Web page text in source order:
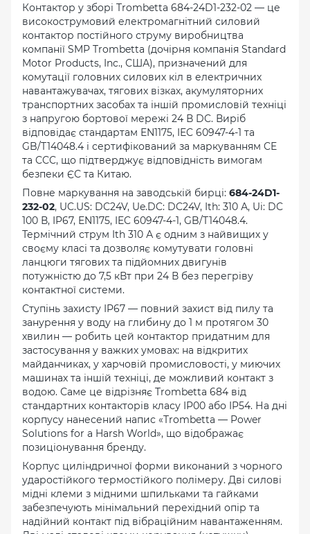
Контактор у зборі Trombetta 684-24D1-232-02 — це
високострумовий електромагнітний силовий
контактор постійного струму виробництва
компанії SMP Trombetta (дочірня компанія Standard
Motor Products, Inc., США), призначений для
комутації головних силових кіл в електричних
навантажувачах, тягових візках, акумуляторних
транспортних засобах та іншій промисловій техніці
з напругою бортової мережі 24 В DC. Виріб
відповідає стандартам EN1175, IEC 60947-4-1 та
GB/T14048.4 і сертифікований за маркуванням CE
та CCC, що підтверджує відповідність вимогам
безпеки ЄС та Китаю.
Повне маркування на заводській бирці: 684-24D1-
232-02, UC.US: DC24V, Ue.DC: DC24V, Ith: 310 А, Ui: DC
100 В, IP67, EN1175, IEC 60947-4-1, GB/T14048.4.
Термічний струм Ith 310 А є одним з найвищих у
своєму класі та дозволяє комутувати головні
ланцюги тягових та підйомних двигунів
потужністю до 7,5 кВт при 24 В без перегріву
контактної системи.
Ступінь захисту IP67 — повний захист від пилу та
занурення у воду на глибину до 1 м протягом 30
хвилин — робить цей контактор придатним для
застосування у важких умовах: на відкритих
майданчиках, у харчовій промисловості, у миючих
машинах та іншій техніці, де можливий контакт з
водою. Саме це відрізняє Trombetta 684 від
стандартних контакторів класу IP00 або IP54. На дні
корпусу нанесений напис «Trombetta — Power
Solutions for a Harsh World», що відображає
позиціонування бренду.
Корпус циліндричної форми виконаний з чорного
ударостійкого термостійкого полімеру. Дві силові
мідні клеми з мідними шпильками та гайками
забезпечують мінімальний перехідний опір та
надійний контакт під вібраційним навантаженням.